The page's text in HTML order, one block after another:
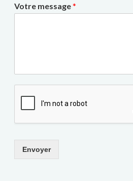
Votre message*
Envoyer